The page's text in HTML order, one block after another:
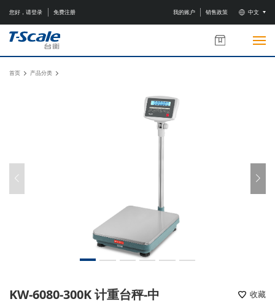
您好，请登录 免费注册 我的账户 销售政策 中文
首页 产品分类
KW-6080-300K 计重台秤-中 收藏